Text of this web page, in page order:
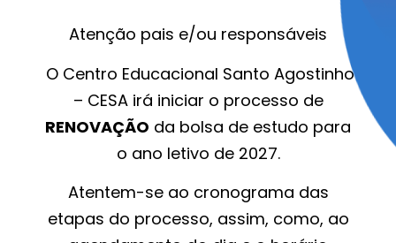
Atenção pais e/ou responsáveis
O Centro Educacional Santo Agostinho
– CESA irá iniciar o processo de
RENOVAÇÃO da bolsa de estudo para
o ano letivo de 2027.
Atentem-se ao cronograma das
etapas do processo, assim, como, ao